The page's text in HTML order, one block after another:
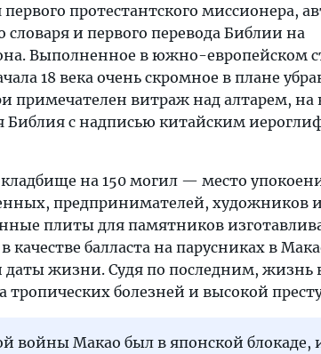
протестантского миссионера,
и первого перевода Библии на
Выполненное в южно-европейском
18 века очень скромное в плане
примечателен витраж над алтарем, на
Библия с надписью китайским
на 150 могил — место
предпринимателей, художников
плиты для памятников
качестве балласта на парусниках в
даты жизни. Судя по последним, жизнь
тропических болезней и высокой
войны Макао был в японской блокаде,